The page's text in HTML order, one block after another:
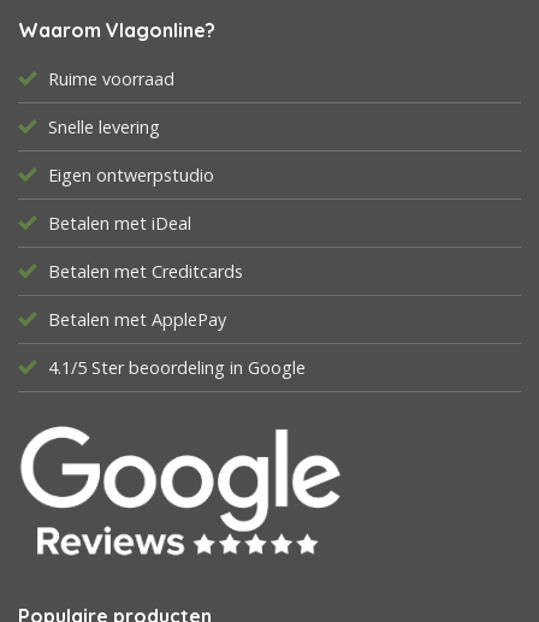
Waarom Vlagonline?
Ruime voorraad
Snelle levering
Eigen ontwerpstudio
Betalen met iDeal
Betalen met Creditcards
Betalen met ApplePay
4.1/5 Ster beoordeling in Google
Populaire producten